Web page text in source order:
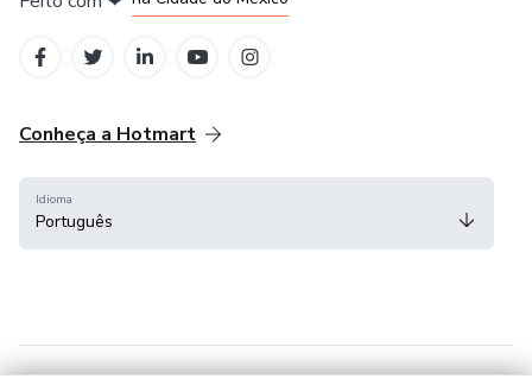
Conheça a Hotmart
Idioma
Português